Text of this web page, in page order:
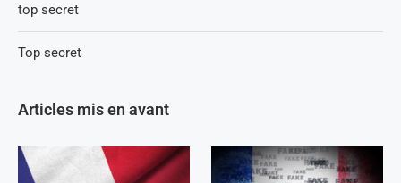
top secret
Top secret
Articles mis en avant